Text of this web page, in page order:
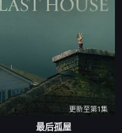
更新至第1集
最后孤屋